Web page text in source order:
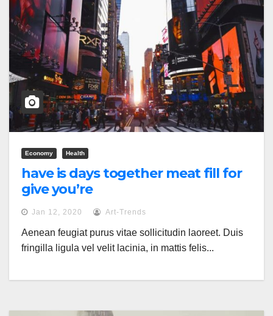
Economy Health
have is days together meat fill for
give you’re
Jan 12, 2020 Art-Trends
Aenean feugiat purus vitae sollicitudin laoreet. Duis
fringilla ligula vel velit lacinia, in mattis felis...